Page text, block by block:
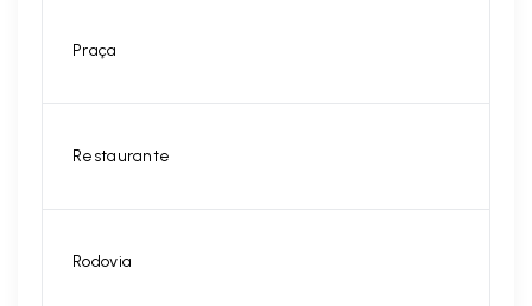
Praça
Restaurante
Rodovia